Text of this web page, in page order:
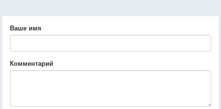
Ваше имя
Комментарий